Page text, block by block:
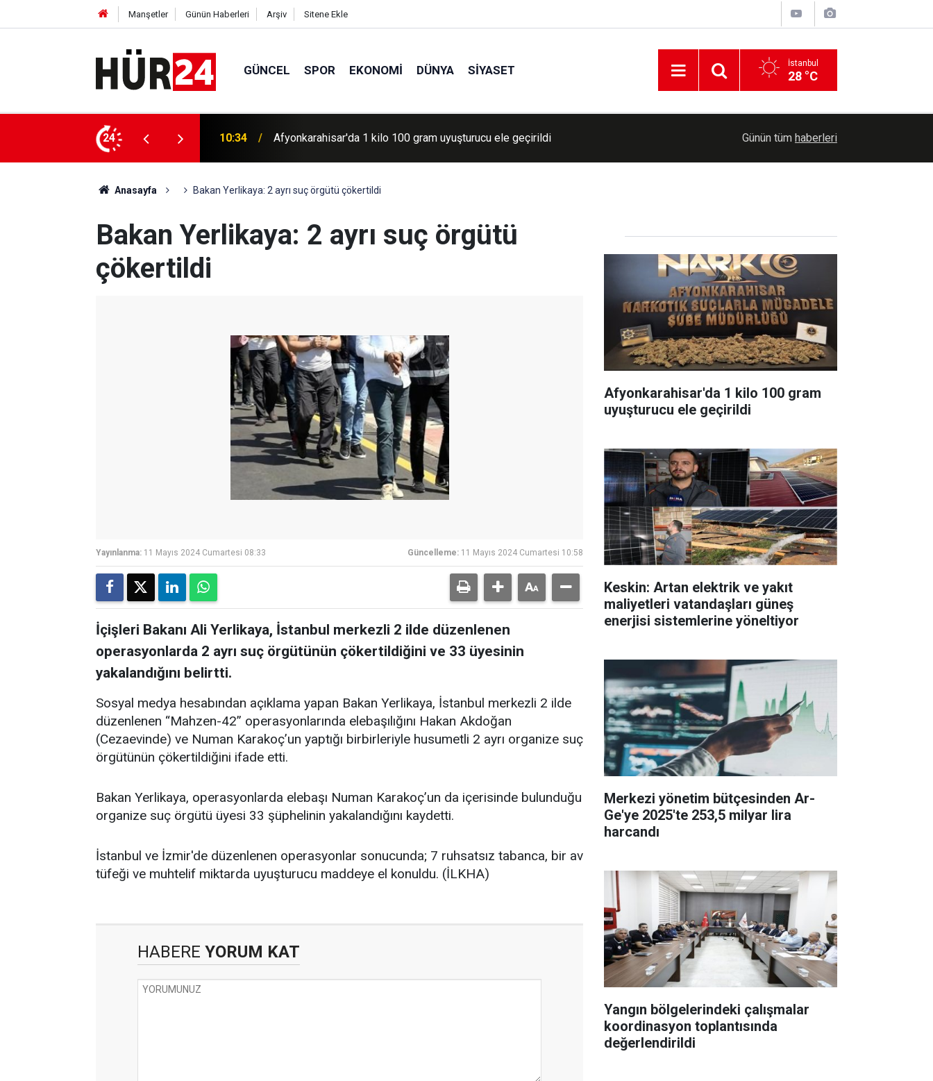
Manşetler Günün Haberleri Arşiv Sitene Ekle
GÜNCEL SPOR EKONOMI DÜNYA SIYASET İstanbul
28 °C
24
uyuşturucu ele geçirildi 10:33 İspanya'nın Ceuta çıkmazı: Yüzlerce göçmen çocuk sokakta kaldı İşgal rejimi ateşkese rağmen Lübnan'a
Günün tüm haberleri
Anasayfa Bakan Yerlikaya: 2 ayrı suç örgütü çökertildi
Bakan Yerlikaya: 2 ayrı suç örgütü
çökertildi
Yayınlanma: 11 Mayıs 2024 Cumartesi 08:33 Güncelleme: 11 Mayıs 2024 Cumartesi 10:58
İçişleri Bakanı Ali Yerlikaya, İstanbul merkezli 2️ ilde düzenlenen
operasyonlarda 2 ayrı suç örgütünün çökertildiğini ve 33 üyesinin
yakalandığını belirtti.
Sosyal medya hesabından açıklama yapan Bakan Yerlikaya, İstanbul merkezli 2️ ilde
düzenlenen “Mahzen-42” operasyonlarında elebaşılığını Hakan Akdoğan
(Cezaevinde) ve Numan Karakoç’un yaptığı birbirleriyle husumetli 2️ ayrı organize suç
örgütünün çökertildiğini ifade etti.
Bakan Yerlikaya, operasyonlarda elebaşı Numan Karakoç’un da içerisinde bulunduğu
organize suç örgütü üyesi 3️3️ şüphelinin yakalandığını kaydetti.
İstanbul ve İzmir'de düzenlenen operasyonlar sonucunda; 7️ ruhsatsız tabanca, bir av
tüfeği ve muhtelif miktarda uyuşturucu maddeye el konuldu. (İLKHA)
HABERE YORUM KAT
Afyonkarahisar'da 1 kilo 100 gram
uyuşturucu ele geçirildi
Keskin: Artan elektrik ve yakıt
maliyetleri vatandaşları güneş
enerjisi sistemlerine yöneltiyor
Merkezi yönetim bütçesinden Ar-
Ge'ye 2025'te 253,5 milyar lira
harcandı
Yangın bölgelerindeki çalışmalar
koordinasyon toplantısında
değerlendirildi